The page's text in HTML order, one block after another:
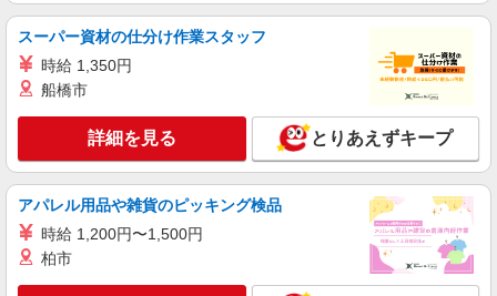
スーパー資材の仕分け作業スタッフ
時給 1,350円
船橋市
詳細を見る とりあえずキープ
アパレル用品や雑貨のピッキング検品
時給 1,200円〜1,500円
柏市